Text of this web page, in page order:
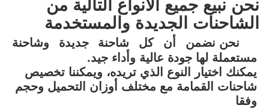
الشاحنات الجديدة والمستخدمة
مستعملة لها جودة عالية وأداء جيد.
وفقا